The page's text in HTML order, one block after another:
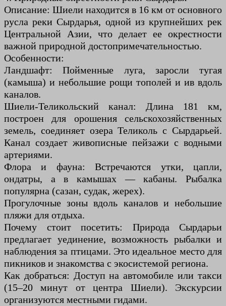
Описание: Шиели находится в 16 км от основного
русла реки Сырдарья, одной из крупнейших рек
Центральной Азии, что делает ее окрестности
важной природной достопримечательностью.
Особенности:
Ландшафт: Пойменные луга, заросли тугая
(камыша) и небольшие рощи тополей и ив вдоль
каналов.
Шиели-Теликольский канал: Длина 181 км,
построен для орошения сельскохозяйственных
земель, соединяет озера Теликоль с Сырдарьей.
Канал создает живописные пейзажи с водными
артериями.
Флора и фауна: Встречаются утки, цапли,
ондатры, а в камышах — кабаны. Рыбалка
популярна (сазан, судак, жерех).
Прогулочные зоны вдоль каналов и небольшие
пляжи для отдыха.
Почему стоит посетить: Природа Сырдарьи
предлагает уединение, возможность рыбалки и
наблюдения за птицами. Это идеальное место для
пикников и знакомства с экосистемой региона.
Как добраться: Доступ на автомобиле или такси
(15–20 минут от центра Шиели). Экскурсии
организуются местными гидами.